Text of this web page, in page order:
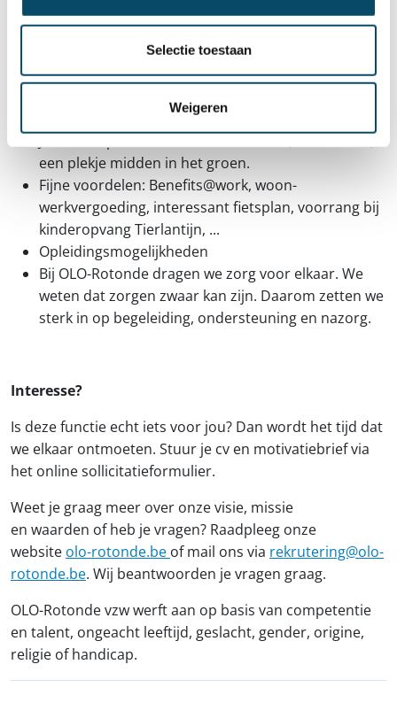
Selectie toestaan
Weigeren
Contract: 38/38u, onbepaalde duur
relevante werkervaring
een plekje midden in het groen.
Fijne voordelen: Benefits@work, woon-
werkvergoeding, interessant fietsplan, voorrang bij
kinderopvang Tierlantijn, ...
Opleidingsmogelijkheden
Bij OLO-Rotonde dragen we zorg voor elkaar. We
weten dat zorgen zwaar kan zijn. Daarom zetten we
sterk in op begeleiding, ondersteuning en nazorg.
Interesse?
Is deze functie echt iets voor jou? Dan wordt het tijd dat
we elkaar ontmoeten. Stuur je cv en motivatiebrief via
het online sollicitatieformulier.
Weet je graag meer over onze visie, missie
en waarden of heb je vragen? Raadpleeg onze
website olo-rotonde.be of mail ons via rekrutering@olo-
rotonde.be. Wij beantwoorden je vragen graag.
OLO-Rotonde vzw werft aan op basis van competentie
en talent, ongeacht leeftijd, geslacht, gender, origine,
religie of handicap.